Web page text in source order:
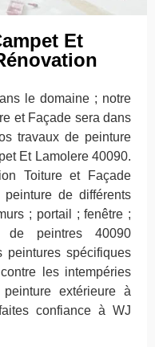
Et
le domaine ; notre
et Façade sera dans
travaux de peinture
Et Lamolere 40090.
Toiture et Façade
de différents
; portail ; fenêtre ;
peintres 40090
peintures spécifiques
les intempéries
extérieure à
confiance à WJ